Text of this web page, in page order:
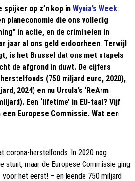
spijker op z’n kop in Wynia’s Week:
planeconomie die ons volledig
in actie, en de criminelen in
jaar al ons geld erdoorheen. Terwijl
is het Brussel dat ons met stapels
de afgrond in duwt. De cijfers
(750 miljard euro, 2020),
2024) en nu Ursula’s ‘ReArm
Een ‘lifetime’ in EU-taal? Vijf
Europese Commissie. Wat een
corona-herstelfonds. In 2020 nog
stunt, maar de Europese Commissie ging
het eerst! – en leende 750 miljard